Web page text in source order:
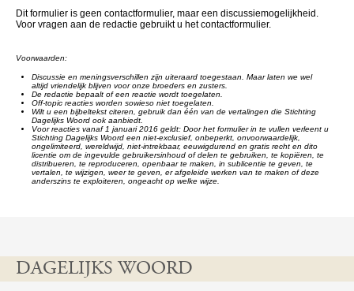
Dit formulier is geen contactformulier, maar een discussiemogelijkheid.
Voor vragen aan de redactie gebruikt u het contactformulier.
Voorwaarden:
Discussie en meningsverschillen zijn uiteraard toegestaan. Maar laten we wel
altijd vriendelijk blijven voor onze broeders en zusters.
De redactie bepaalt of een reactie wordt toegelaten.
Off-topic reacties worden sowieso niet toegelaten.
Wilt u een bijbeltekst citeren, gebruik dan één van de vertalingen die Stichting
Dagelijks Woord ook aanbiedt.
Voor reacties vanaf 1 januari 2016 geldt: Door het formulier in te vullen verleent u
Stichting Dagelijks Woord een niet-exclusief, onbeperkt, onvoorwaardelijk,
ongelimiteerd, wereldwijd, niet-intrekbaar, eeuwigdurend en gratis recht en dito
licentie om de ingevulde gebruikersinhoud of delen te gebruiken, te kopiëren, te
distribueren, te reproduceren, openbaar te maken, in sublicentie te geven, te
vertalen, te wijzigen, weer te geven, er afgeleide werken van te maken of deze
anderszins te exploiteren, ongeacht op welke wijze.
DAGELIJKS WOORD